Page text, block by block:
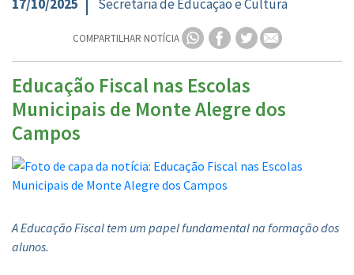
17/10/2025 Secretaria de Educação e Cultura
COMPARTILHAR NOTÍCIA
Educação Fiscal nas Escolas
Municipais de Monte Alegre dos
Campos
A Educação Fiscal tem um papel fundamental na formação dos
alunos.